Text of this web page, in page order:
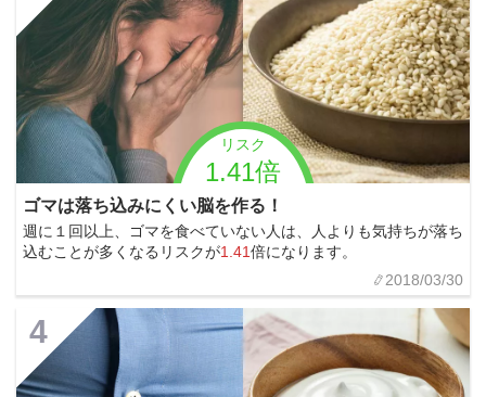
リスク
1.41倍
ゴマは落ち込みにくい脳を作る！
週に１回以上、ゴマを食べていない人は、人よりも気持ちが落ち
込むことが多くなるリスクが1.41倍になります。
2018/03/30
4